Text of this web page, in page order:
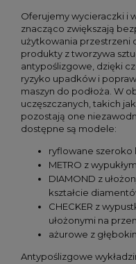
Oferujemy wycieraczki i
znacząco zwiększają
użytkowania przestrzeni
produkty z tworzywa
antypoślizgowe, dzięki
ryzyko upadków i
maszyn do podłoża. W
uczęszczanych, takich
pozostają one
dostępne są modele:
ryflowane szeroko
METRO z
DIAMOND z
kształcie
CHECKER z
ułożonymi na
ażurowe z
Antypoślizgowe